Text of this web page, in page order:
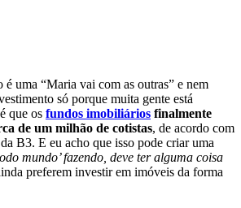
é uma “Maria vai com as outras” e nem
só porque muita gente está
que os fundos imobiliários finalmente
de um milhão de cotistas, de acordo com
B3. E eu acho que isso pode criar uma
mundo’ fazendo, deve ter alguma coisa
preferem investir em imóveis da forma